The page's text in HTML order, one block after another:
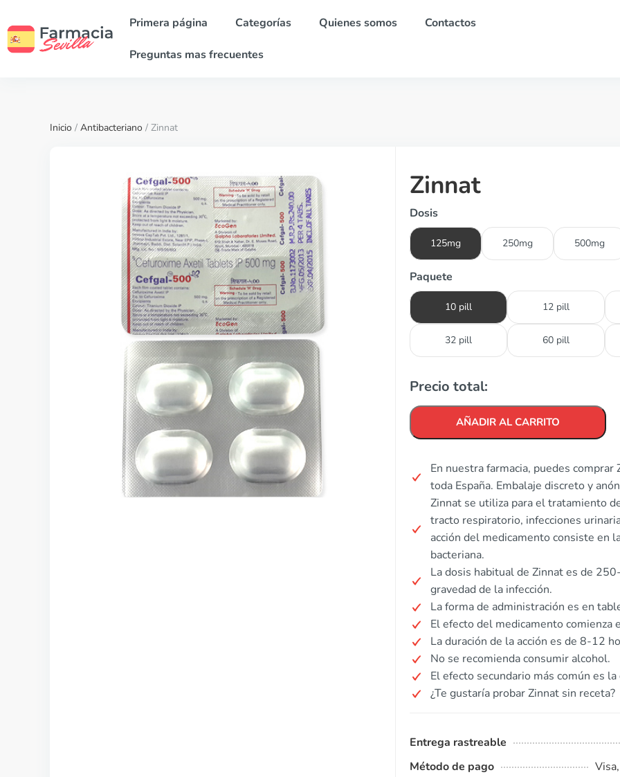
Primera página Categorías Quienes somos Contactos
Preguntas mas frecuentes
Inicio / Antibacteriano / Zinnat
Zinnat
Dosis
125mg 250mg 500mg
Paquete
10 pill 12 pill
32 pill 60 pill
Precio total:
AÑADIR AL CARRITO
En nuestra farmacia, puedes
toda España. Embalaje discreto y
Zinnat se utiliza para el tratamiento
tracto respiratorio, infecciones
acción del medicamento consiste en
bacteriana.
La dosis habitual de Zinnat es de
gravedad de la infección.
La forma de administración es en
El efecto del medicamento comienza
La duración de la acción es de 8-12
No se recomienda consumir alcohol.
El efecto secundario más común es la
¿Te gustaría probar Zinnat sin receta?
Entrega rastreable
Método de pago